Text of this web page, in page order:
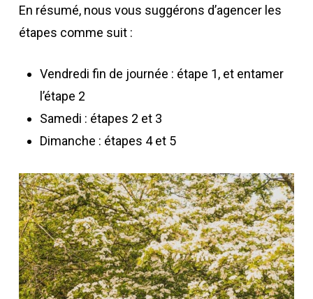
En résumé, nous vous suggérons d’agencer les
étapes comme suit :
Vendredi fin de journée : étape 1, et entamer
l’étape 2
Samedi : étapes 2 et 3
Dimanche : étapes 4 et 5